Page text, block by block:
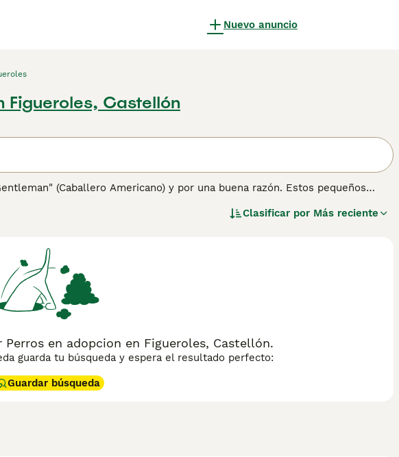
Nuevo anuncio
Figueroles, Castellón
(Caballero Americano) y por una buena razón. Estos pequeños
y Bull. El resultado fue el nacimiento de la primera pareja de perros que
para obtener información sobre esta raza de perro.
Clasificar por Más reciente
en adopcion en Figueroles, Castellón.
guarda tu búsqueda y espera el resultado perfecto:
Guardar búsqueda